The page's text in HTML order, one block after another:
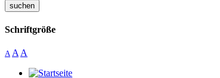
suchen
Schriftgröße
A A A